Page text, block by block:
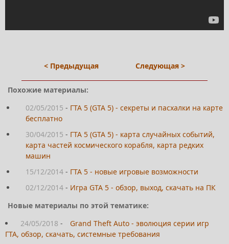
< Предыдущая Следующая >
Похожие материалы:
02/05/2015 - ГТА 5 (GTA 5) - секреты и пасхалки на карте
бесплатно
30/04/2015 - ГТА 5 (GTA 5) - карта случайных событий,
карта частей космического корабля, карта редких
машин
15/12/2014 - ГТА 5 - новые игровые возможности
02/12/2014 - Игра GTA 5 - обзор, выход, скачать на ПК
Новые материалы по этой тематике:
24/05/2018 -
Grand Theft Auto - эволюция серии игр
ГТА, обзор, скачать, системные требования